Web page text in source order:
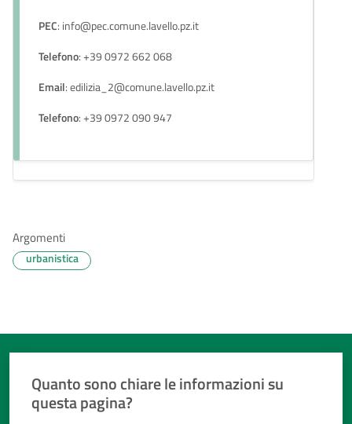
PEC: info@pec.comune.lavello.pz.it
Telefono: +39 0972 662 068
Email: edilizia_2@comune.lavello.pz.it
Telefono: +39 0972 090 947
Argomenti
urbanistica
Quanto sono chiare le informazioni su
questa pagina?